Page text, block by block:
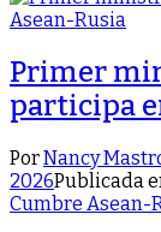
Primer
participa
PorNancy
2026Publicada
Cumbre Asean-